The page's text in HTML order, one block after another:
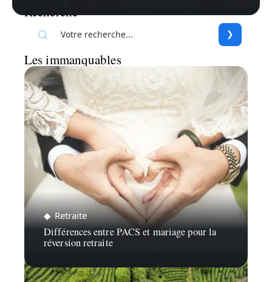
Recherche
Les immanquables
Retraite
Différences entre PACS et mariage pour la
réversion retraite